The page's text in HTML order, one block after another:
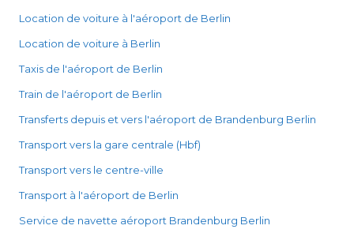
Location de voiture à l'aéroport de Berlin
Location de voiture à Berlin
Taxis de l'aéroport de Berlin
Train de l'aéroport de Berlin
Transferts depuis et vers l'aéroport de Brandenburg Berlin
Transport vers la gare centrale (Hbf)
Transport vers le centre-ville
Transport à l'aéroport de Berlin
Service de navette aéroport Brandenburg Berlin